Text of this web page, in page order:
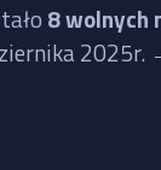
8 wolnych
2025r.